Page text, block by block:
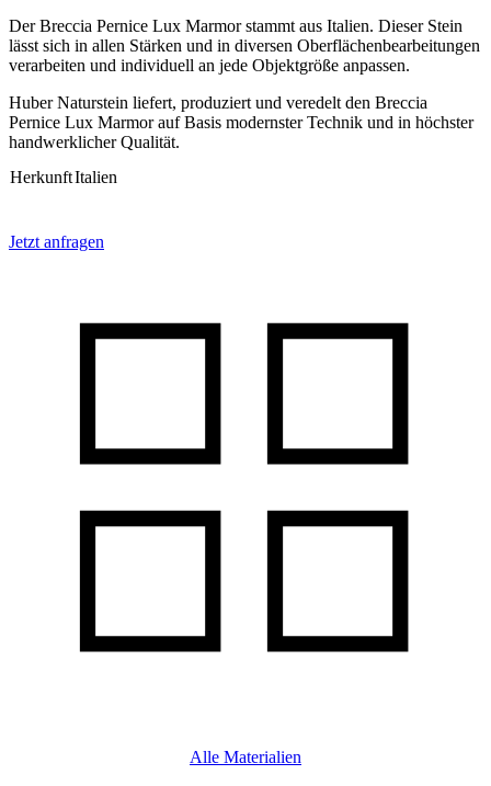
Der Breccia Pernice Lux Marmor stammt aus Italien. Dieser Stein
lässt sich in allen Stärken und in diversen Oberflächenbearbeitungen
verarbeiten und individuell an jede Objektgröße anpassen.
Huber Naturstein liefert, produziert und veredelt den Breccia
Pernice Lux Marmor auf Basis modernster Technik und in höchster
handwerklicher Qualität.
HerkunftItalien
Jetzt anfragen
Alle Materialien